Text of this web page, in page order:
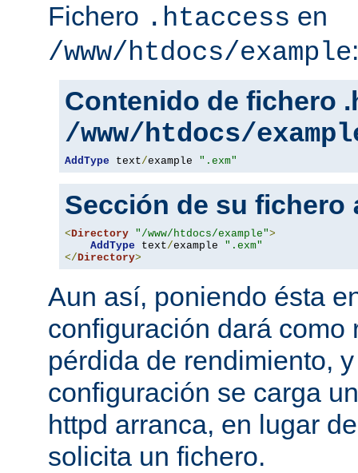
Fichero .htaccess en
/www/htdocs/example:
Contenido de fichero
/www/htdocs/
AddType text/example ".exm"
Sección de su fichero
<Directory "/www/htdocs/example">
AddType text/example ".exm"
</Directory>
Aun así, poniendo ésta
configuración dará como
pérdida de rendimiento,
configuración se carga
httpd arranca, en lugar
solicita un fichero.